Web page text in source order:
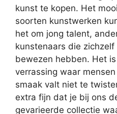
kunst te kopen. Het
soorten kunstwerken
het om jong talent,
kunstenaars die
bewezen hebben. Het
verrassing waar
smaak valt niet te
extra fijn dat je bij ons
gevarieerde collectie